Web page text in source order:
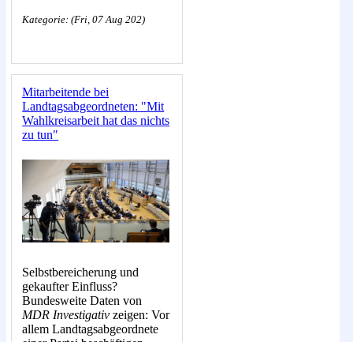
Kategorie: (Fri, 07 Aug 202)
Mitarbeitende bei
Landtagsabgeordneten: "Mit
Wahlkreisarbeit hat das nichts
zu tun"
Selbstbereicherung und
gekaufter Einfluss?
Bundesweite Daten von
MDR Investigativzeigen: Vor
allem Landtagsabgeordnete